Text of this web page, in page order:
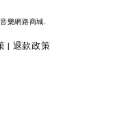
樂網路商城.
| 退款政策